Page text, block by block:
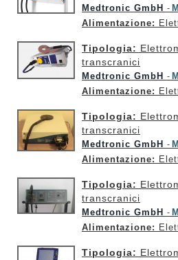
Medtronic GmbH -
Alimentazione:
Tipologia:
transcranici
Medtronic GmbH -
Alimentazione:
Tipologia:
transcranici
Medtronic GmbH -
Alimentazione:
Tipologia:
transcranici
Medtronic GmbH -
Alimentazione:
Tipologia: